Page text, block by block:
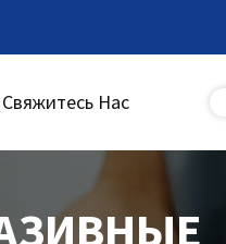
Свяжитесь Нас